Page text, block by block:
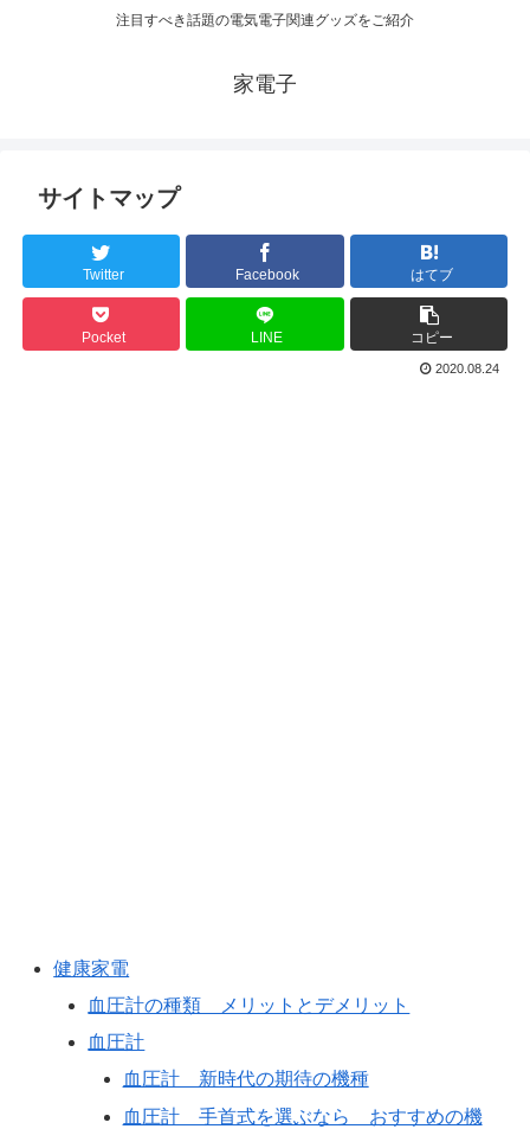
注目すべき話題の電気電子関連グッズをご紹介
家電子
サイトマップ
Twitter Facebook はてブ
Pocket LINE コピー
2020.08.24
健康家電
血圧計の種類 メリットとデメリット
血圧計
血圧計 新時代の期待の機種
血圧計 手首式を選ぶなら おすすめの機